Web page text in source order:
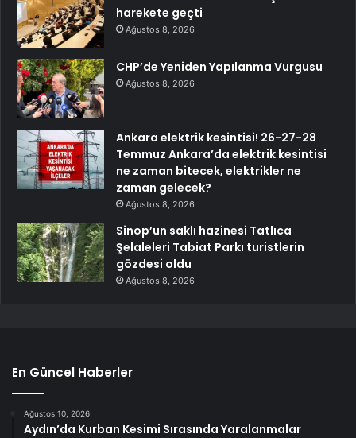
harekete geçti
Ağustos 8, 2026
CHP’de Yeniden Yapılanma Vurgusu
Ağustos 8, 2026
Ankara elektrik kesintisi! 26-27-28
Temmuz Ankara’da elektrik kesintisi
ne zaman bitecek, elektrikler ne
zaman gelecek?
Ağustos 8, 2026
Sinop’un saklı hazinesi Tatlıca
Şelaleleri Tabiat Parkı turistlerin
gözdesi oldu
Ağustos 8, 2026
En Güncel Haberler
Ağustos 10, 2026
Aydın’da Kurban Kesimi Sırasında Yaralanmalar